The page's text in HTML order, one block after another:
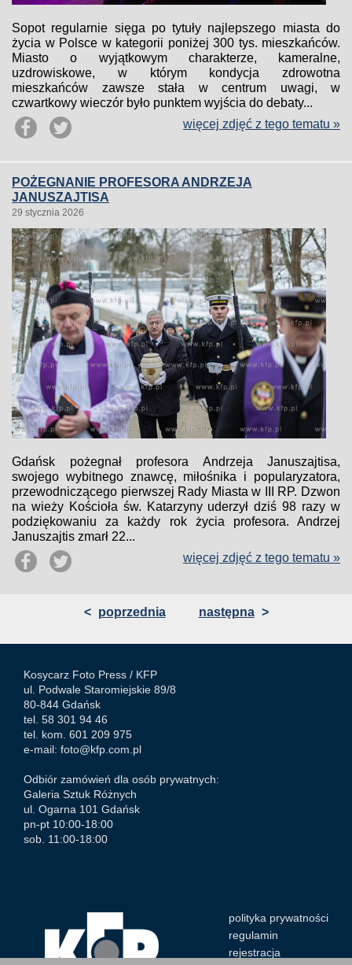
Sopot regularnie sięga po tytuły najlepszego miasta do
życia w Polsce w kategorii poniżej 300 tys. mieszkańców.
Miasto o wyjątkowym charakterze, kameralne,
uzdrowiskowe, w którym kondycja zdrowotna
mieszkańców zawsze stała w centrum uwagi, w
czwartkowy wieczór było punktem wyjścia do debaty...
więcej zdjęć z tego tematu »
POŻEGNANIE PROFESORA ANDRZEJA
JANUSZAJTISA
29 stycznia 2026
Gdańsk pożegnał profesora Andrzeja Januszajtisa,
swojego wybitnego znawcę, miłośnika i popularyzatora,
przewodniczącego pierwszej Rady Miasta w III RP. Dzwon
na wieży Kościoła św. Katarzyny uderzył dziś 98 razy w
podziękowaniu za każdy rok życia profesora. Andrzej
Januszajtis zmarł 22...
więcej zdjęć z tego tematu »
< poprzednia następna >
Kosycarz Foto Press / KFP
ul. Podwale Staromiejskie 89/8
80-844 Gdańsk
tel. 58 301 94 46
tel. kom. 601 209 975
e-mail: foto@kfp.com.pl
Odbiór zamówień dla osób prywatnych:
Galeria Sztuk Różnych
ul. Ogarna 101 Gdańsk
pn-pt 10:00-18:00
sob. 11:00-18:00
polityka prywatności
regulamin
rejestracja